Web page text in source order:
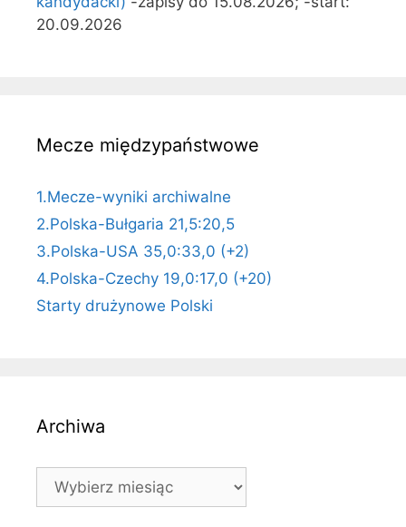
20.09.2026
Mecze międzypaństwowe
1.Mecze-wyniki archiwalne
2.Polska-Bułgaria 21,5:20,5
3.Polska-USA 35,0:33,0 (+2)
4.Polska-Czechy 19,0:17,0 (+20)
Starty drużynowe Polski
Archiwa
Archiwa